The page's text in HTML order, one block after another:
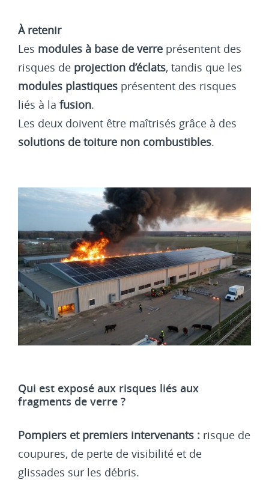
À retenir
Les modules à base de verre présentent des
risques de projection d’éclats, tandis que les
modules plastiques présentent des risques
liés à la fusion.
Les deux doivent être maîtrisés grâce à des
solutions de toiture non combustibles.
Qui est exposé aux risques liés aux
fragments de verre ?
Pompiers et premiers intervenants : risque de
coupures, de perte de visibilité et de
glissades sur les débris.